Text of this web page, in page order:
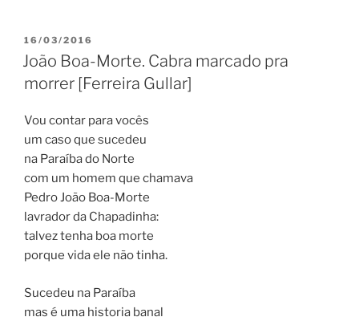
PUBLICADO
EM
16/03/2016
João Boa-Morte. Cabra marcado pra
morrer [Ferreira Gullar]
Vou contar para vocês
um caso que sucedeu
na Paraíba do Norte
com um homem que chamava
Pedro João Boa-Morte
lavrador da Chapadinha:
talvez tenha boa morte
porque vida ele não tinha.
Sucedeu na Paraíba
mas é uma historia banal